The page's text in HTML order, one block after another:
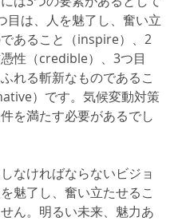
目は、人を魅了し、奮い立
あること（inspire）、2
性（credible）、3つ目
れる斬新なものであるこ
）です。気候変動対策
を満たす必要があるでし
なければならないビジョ
魅了し、奮い立たせるこ
ん。明るい未来、魅力あ